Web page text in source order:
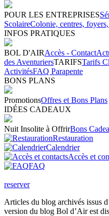
POUR LES ENTREPRISES
ScolaireColonie, centres,
INFOS PRATIQUES
BOL D'AIRAccès - Contact
des AventuriersTARIFSTarifs
ActivitésFAQ Parapente
BONS PLANS
PromotionsOffres et Bons Plans
IDÉES CADEAUX
Nuit Insolite à OffrirBons
Restauration
Calendrier
Accès et
FAQ
reserver
Articles du blog archivés issus
version du blog Bol d’Air est